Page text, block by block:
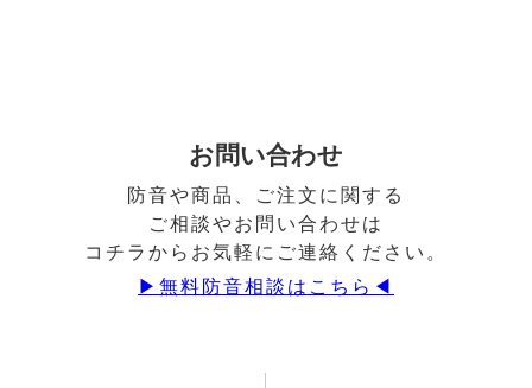
お問い合わせ
防音や商品、ご注文に関する
ご相談やお問い合わせは
コチラからお気軽にご連絡ください。
▶︎無料防音相談はこちら◀︎